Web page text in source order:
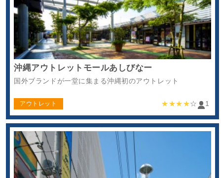
沖縄アウトレットモールあしびなー
国外ブランドが一堂に集まる沖縄初のアウトレット
アウトレット ★★★★☆ 1